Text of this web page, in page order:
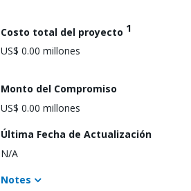
Costo total del proyecto 1
US$ 0.00 millones
Monto del Compromiso
US$ 0.00 millones
Última Fecha de Actualización
N/A
Notes